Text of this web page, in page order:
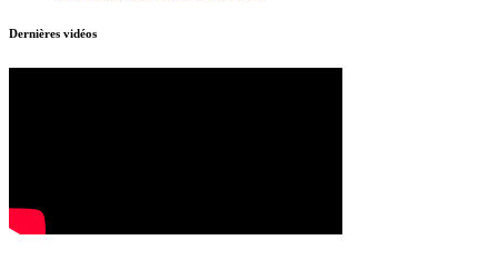
Dernières vidéos